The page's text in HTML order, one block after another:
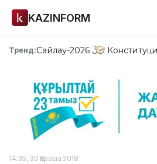
KAZINFORM
Тренд:Сайлау-2026
14:35, 30 Қараша 2018